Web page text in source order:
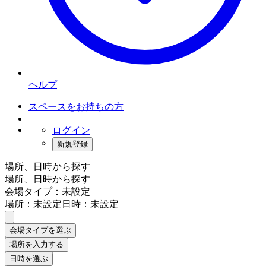
ヘルプ
スペースをお持ちの方
ログイン
新規登録
場所、日時から探す
場所、日時から探す
会場タイプ：未設定
場所：未設定日時：未設定
会場タイプを選ぶ
場所を入力する
日時を選ぶ